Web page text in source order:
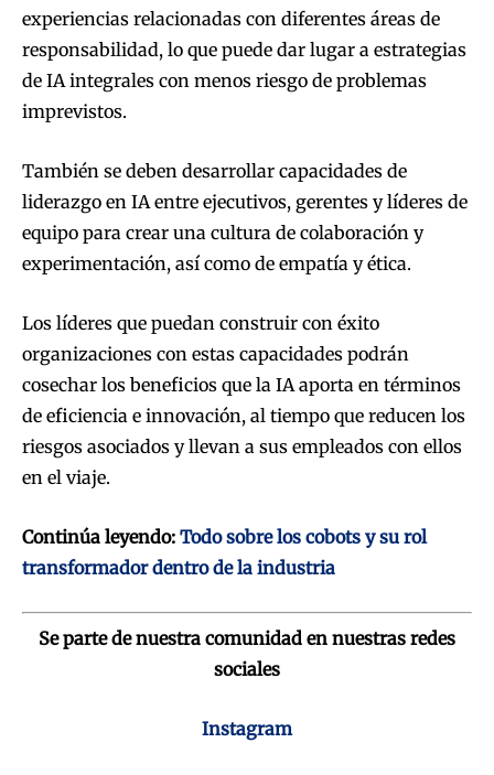
experiencias relacionadas con diferentes áreas de
responsabilidad, lo que puede dar lugar a estrategias
de IA integrales con menos riesgo de problemas
imprevistos.
También se deben desarrollar capacidades de
liderazgo en IA entre ejecutivos, gerentes y líderes de
equipo para crear una cultura de colaboración y
experimentación, así como de empatía y ética.
Los líderes que puedan construir con éxito
organizaciones con estas capacidades podrán
cosechar los beneficios que la IA aporta en términos
de eficiencia e innovación, al tiempo que reducen los
riesgos asociados y llevan a sus empleados con ellos
en el viaje.
Continúa leyendo: Todo sobre los cobots y su rol
transformador dentro de la industria
Se parte de nuestra comunidad en nuestras redes
sociales
Instagram